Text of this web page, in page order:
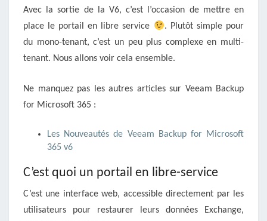
Avec la sortie de la V6, c’est l’occasion de mettre en
place le portail en libre service
. Plutôt simple pour
du mono-tenant, c’est un peu plus complexe en multi-
tenant. Nous allons voir cela ensemble.
Ne manquez pas les autres articles sur Veeam Backup
for Microsoft 365 :
Les Nouveautés de Veeam Backup for Microsoft
365 v6
C’est quoi un portail en libre-service
C’est une interface web, accessible directement par les
utilisateurs pour restaurer leurs données Exchange,